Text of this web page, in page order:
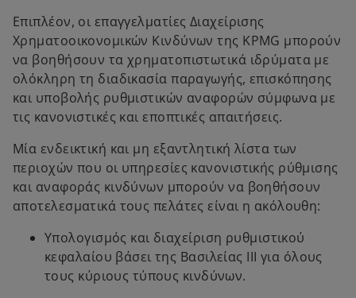
Επιπλέον, οι επαγγελματίες Διαχείρισης
Χρηματοοικονομικών Κινδύνων της KPMG μπορούν
να βοηθήσουν τα χρηματοπιστωτικά ιδρύματα με
ολόκληρη τη διαδικασία παραγωγής, επισκόπησης
και υποβολής ρυθμιστικών αναφορών σύμφωνα με
τις κανονιστικές και εποπτικές απαιτήσεις.
Μία ενδεικτική και μη εξαντλητική λίστα των
περιοχών που οι υπηρεσίες κανονιστικής ρύθμισης
και αναφοράς κινδύνων μπορούν να βοηθήσουν
αποτελεσματικά τους πελάτες είναι η ακόλουθη:
Υπολογισμός και διαχείριση ρυθμιστικού
κεφαλαίου βάσει της Βασιλείας III για όλους
τους κύριους τύπους κινδύνων.